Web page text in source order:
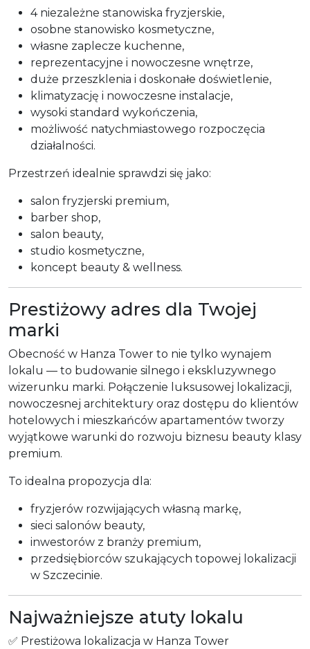
4 niezależne stanowiska fryzjerskie,
osobne stanowisko kosmetyczne,
własne zaplecze kuchenne,
reprezentacyjne i nowoczesne wnętrze,
duże przeszklenia i doskonałe doświetlenie,
klimatyzację i nowoczesne instalacje,
wysoki standard wykończenia,
możliwość natychmiastowego rozpoczęcia
działalności.
Przestrzeń idealnie sprawdzi się jako:
salon fryzjerski premium,
barber shop,
salon beauty,
studio kosmetyczne,
koncept beauty & wellness.
Prestiżowy adres dla Twojej
marki
Obecność w Hanza Tower to nie tylko wynajem
lokalu — to budowanie silnego i ekskluzywnego
wizerunku marki. Połączenie luksusowej lokalizacji,
nowoczesnej architektury oraz dostępu do klientów
hotelowych i mieszkańców apartamentów tworzy
wyjątkowe warunki do rozwoju biznesu beauty klasy
premium.
To idealna propozycja dla:
fryzjerów rozwijających własną markę,
sieci salonów beauty,
inwestorów z branży premium,
przedsiębiorców szukających topowej lokalizacji
w Szczecinie.
Najważniejsze atuty lokalu
✅ Prestiżowa lokalizacja w Hanza Tower